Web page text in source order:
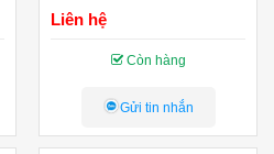
Liên hệ
Còn hàng
Gửi tin nhắn